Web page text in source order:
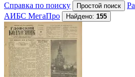
Справка по поиску
АИБС МегаПро
Найдено: 155